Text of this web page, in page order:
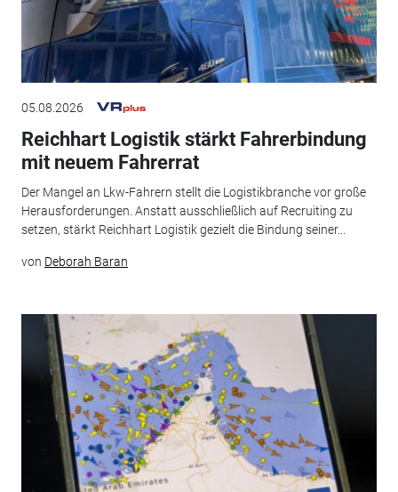
05.08.2026
Reichhart Logistik stärkt Fahrerbindung
mit neuem Fahrerrat
Der Mangel an Lkw-Fahrern stellt die Logistikbranche vor große
Herausforderungen. Anstatt ausschließlich auf Recruiting zu
setzen, stärkt Reichhart Logistik gezielt die Bindung seiner...
von Deborah Baran